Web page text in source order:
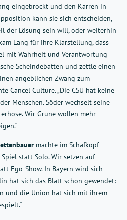
eingebrockt und den Karren in
kann sie sich entscheiden,
der Lösung sein will, oder weiterhin
Lang für ihre Klarstellung, dass
mit Wahrheit und Verantwortung
Scheindebatten und zettle einen
angeblichen Zwang zum
Cancel Culture. „Die CSU hat keine
Menschen. Söder wechselt seine
Wir Grüne wollen mehr
machte im Schafkopf-
statt Solo. Wir setzen auf
Ego-Show. In Bayern wird sich
hat sich das Blatt schon gewendet:
und die Union hat sich mit ihrem